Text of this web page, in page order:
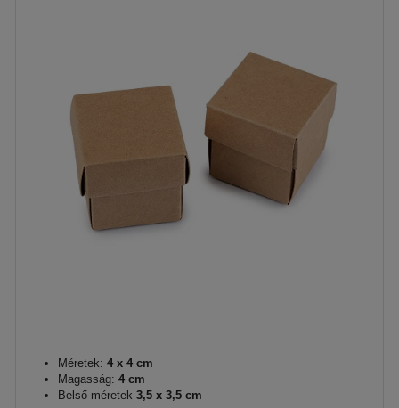
Méretek: 4 x 4 cm
Magasság: 4 cm
Belső méretek 3,5 x 3,5 cm